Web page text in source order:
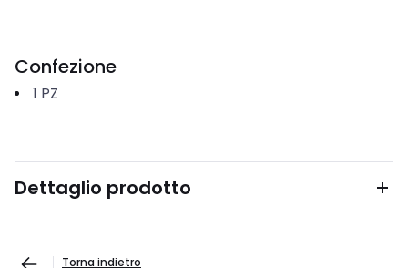
Confezione
1 PZ
Dettaglio prodotto
Torna indietro